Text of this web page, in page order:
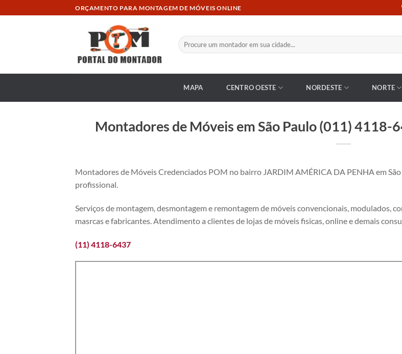
to
ORÇAMENTO PARA MONTAGEM DE MÓVEIS ONLINE
Pesquisar
por:
MAPA CENTRO OESTE NORDESTE NORTE
Montadores de Móveis em São Paulo (011) 4118-
Montadores de Móveis Credenciados POM no bairro JARDIM AMÉRICA DA PENHA em
profissional.
Serviços de montagem, desmontagem e remontagem de móveis convencionais, modulados,
masrcas e fabricantes. Atendimento a clientes de lojas de móveis fisicas, online e demais
(11) 4118-6437